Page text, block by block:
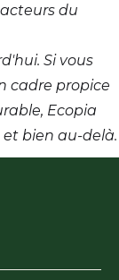
du
Si vous
cadre propice
Ecopia
bien au-delà.